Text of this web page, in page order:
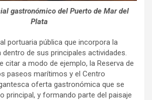
gastronómico del Puerto de Mar del
Plata
portuaria pública que incorpora la
de sus principales actividades.
citar a modo de ejemplo, la Reserva de
paseos marítimos y el Centro
oferta gastronómica que se
principal, y formando parte del paisaje